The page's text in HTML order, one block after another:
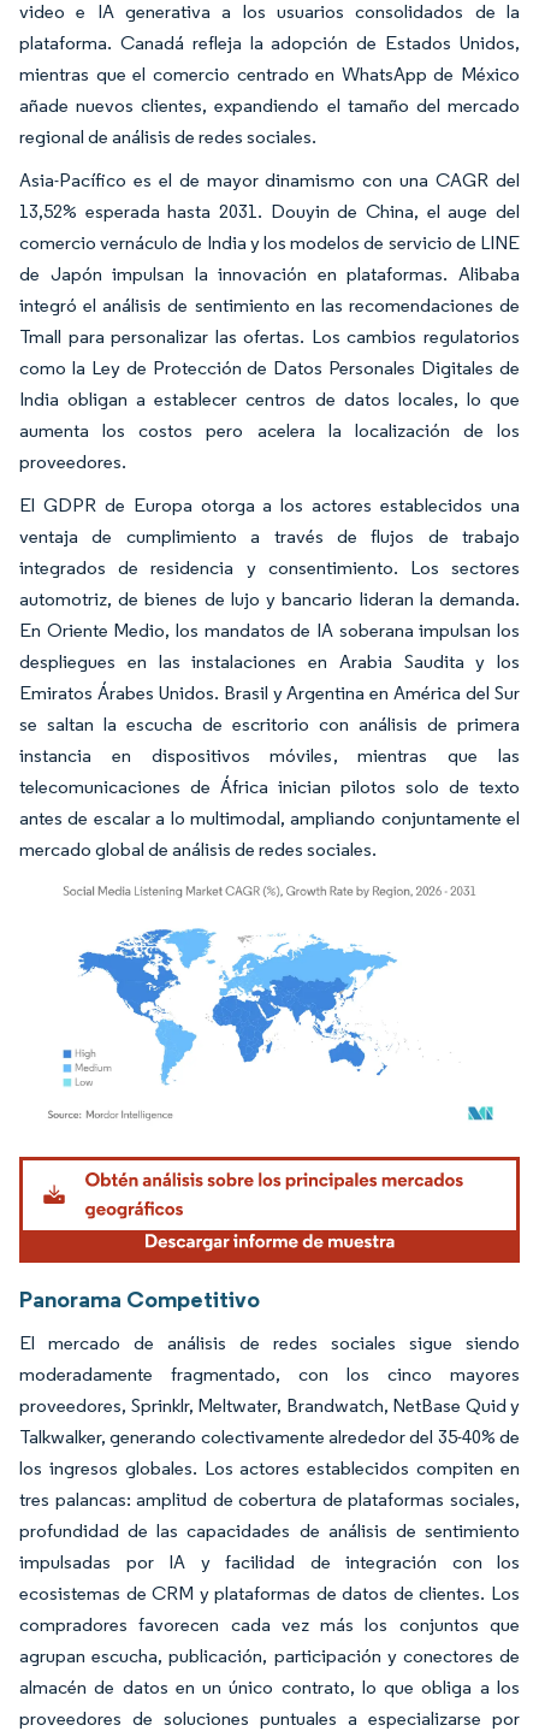
video e IA generativa a los usuarios consolidados de la
plataforma. Canadá refleja la adopción de Estados Unidos,
mientras que el comercio centrado en WhatsApp de México
añade nuevos clientes, expandiendo el tamaño del mercado
regional de análisis de redes sociales.
Asia-Pacífico es el de mayor dinamismo con una CAGR del
13,52% esperada hasta 2031. Douyin de China, el auge del
comercio vernáculo de India y los modelos de servicio de LINE
de Japón impulsan la innovación en plataformas. Alibaba
integró el análisis de sentimiento en las recomendaciones de
Tmall para personalizar las ofertas. Los cambios regulatorios
como la Ley de Protección de Datos Personales Digitales de
India obligan a establecer centros de datos locales, lo que
aumenta los costos pero acelera la localización de los
proveedores.
El GDPR de Europa otorga a los actores establecidos una
ventaja de cumplimiento a través de flujos de trabajo
integrados de residencia y consentimiento. Los sectores
automotriz, de bienes de lujo y bancario lideran la demanda.
En Oriente Medio, los mandatos de IA soberana impulsan los
despliegues en las instalaciones en Arabia Saudita y los
Emiratos Árabes Unidos. Brasil y Argentina en América del Sur
se saltan la escucha de escritorio con análisis de primera
instancia en dispositivos móviles, mientras que las
telecomunicaciones de África inician pilotos solo de texto
antes de escalar a lo multimodal, ampliando conjuntamente el
mercado global de análisis de redes sociales.
Imagen © Mordor Intelligence. El uso requiere atribución según CC BY 4.0.
Panorama Competitivo
El mercado de análisis de redes sociales sigue siendo
moderadamente fragmentado, con los cinco mayores
proveedores, Sprinklr, Meltwater, Brandwatch, NetBase Quid y
Talkwalker, generando colectivamente alrededor del 35-40% de
los ingresos globales. Los actores establecidos compiten en
tres palancas: amplitud de cobertura de plataformas sociales,
profundidad de las capacidades de análisis de sentimiento
impulsadas por IA y facilidad de integración con los
ecosistemas de CRM y plataformas de datos de clientes. Los
compradores favorecen cada vez más los conjuntos que
agrupan escucha, publicación, participación y conectores de
almacén de datos en un único contrato, lo que obliga a los
proveedores de soluciones puntuales a especializarse por